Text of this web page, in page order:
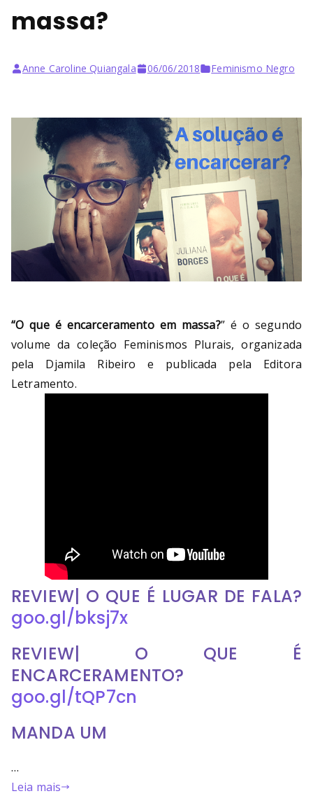
massa?
Anne Caroline Quiangala 06/06/2018 Feminismo Negro
“O que é encarceramento em massa?” é o segundo
volume da coleção Feminismos Plurais, organizada
pela Djamila Ribeiro e publicada pela Editora
Letramento.
REVIEW| O QUE É LUGAR DE FALA?
goo.gl/bksj7x
REVIEW| O QUE É
ENCARCERAMENTO?
goo.gl/tQP7cn
MANDA UM
…
Leia mais